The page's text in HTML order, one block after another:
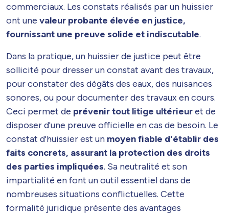
commerciaux. Les constats réalisés par un huissier
ont une valeur probante élevée en justice,
fournissant une preuve solide et indiscutable.
Dans la pratique, un huissier de justice peut être
sollicité pour dresser un constat avant des travaux,
pour constater des dégâts des eaux, des nuisances
sonores, ou pour documenter des travaux en cours.
Ceci permet de prévenir tout litige ultérieuret de
disposer d'une preuve officielle en cas de besoin. Le
constat d'huissier est un moyen fiable d'établir des
faits concrets, assurant la protection des droits
des parties impliquées. Sa neutralité et son
impartialité en font un outil essentiel dans de
nombreuses situations conflictuelles. Cette
formalité juridique présente des avantages